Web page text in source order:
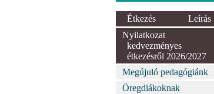
Étkezés
Leírás
Nyilatkozat
kedvezményes
étkezésről 2026/2027
Megújuló pedagógiánk
Öregdiákoknak